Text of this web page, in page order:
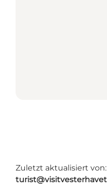
Zuletzt aktualisiert von: